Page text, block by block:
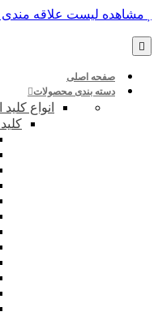
پرش
محتوا
مشاهده لیست علاقه مندی
صفحه اصلی
دسته بندی محصولات
انواع